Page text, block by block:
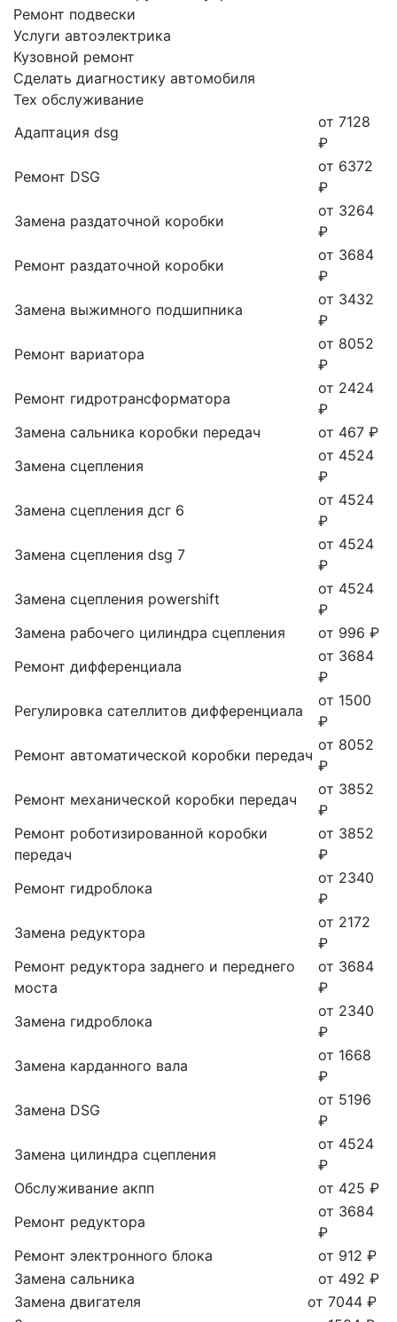
Ремонт подвески
Услуги автоэлектрика
Кузовной ремонт
Сделать диагностику автомобиля
Тех обслуживание
Адаптация dsg
от 7128
₽
Ремонт DSG
от 6372
₽
Замена раздаточной коробки
от 3264
₽
Ремонт раздаточной коробки
от 3684
₽
Замена выжимного подшипника
от 3432
₽
Ремонт вариатора
от 8052
₽
Ремонт гидротрансформатора
от 2424
₽
Замена сальника коробки передач
от 467 ₽
Замена сцепления
от 4524
₽
Замена сцепления дсг 6
от 4524
₽
Замена сцепления dsg 7
от 4524
₽
Замена сцепления powershift
от 4524
₽
Замена рабочего цилиндра сцепления
от 996 ₽
Ремонт дифференциала
от 3684
₽
Регулировка сателлитов дифференциала
от 1500
₽
Ремонт автоматической коробки передач
от 8052
₽
Ремонт механической коробки передач
от 3852
₽
Ремонт роботизированной коробки
передач
от 3852
₽
Ремонт гидроблока
от 2340
₽
Замена редуктора
от 2172
₽
Ремонт редуктора заднего и переднего
моста
от 3684
₽
Замена гидроблока
от 2340
₽
Замена карданного вала
от 1668
₽
Замена DSG
от 5196
₽
Замена цилиндра сцепления
от 4524
₽
Обслуживание акпп
от 425 ₽
Ремонт редуктора
от 3684
₽
Ремонт электронного блока
от 912 ₽
Замена сальника
от 492 ₽
Замена двигателя
от 7044 ₽